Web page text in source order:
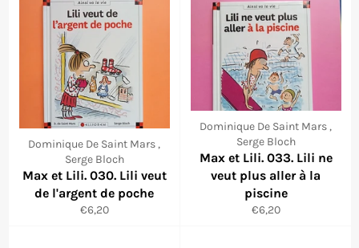
Dominique De Saint Mars ,
Serge Bloch
Max et Lili. 030. Lili veut
de l'argent de poche
Prix
€6,20
Dominique De Saint Mars ,
Serge Bloch
Max et Lili. 033. Lili ne
veut plus aller à la
piscine
Prix
€6,20